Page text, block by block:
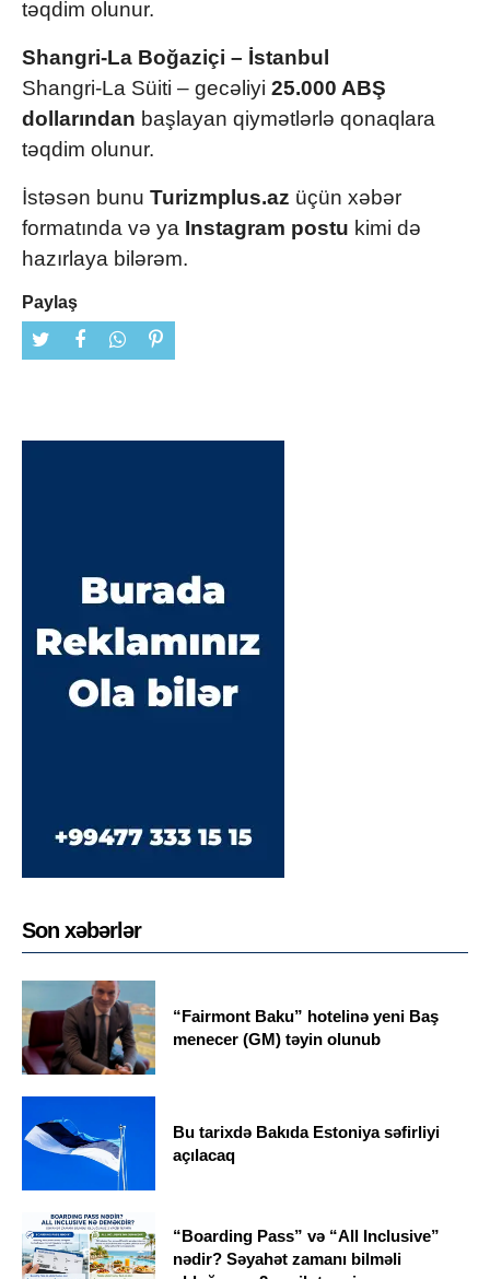
təqdim olunur.
Shangri-La Boğaziçi – İstanbul
Shangri-La Süiti – gecəliyi 25.000 ABŞ
dollarından başlayan qiymətlərlə qonaqlara
təqdim olunur.
İstəsən bunu Turizmplus.az üçün xəbər
formatında və ya Instagram postu kimi də
hazırlaya bilərəm.
Paylaş
Son xəbərlər
“Fairmont Baku” hotelinə yeni Baş
menecer (GM) təyin olunub
Bu tarixdə Bakıda Estoniya səfirliyi
açılacaq
“Boarding Pass” və “All Inclusive”
nədir? Səyahət zamanı bilməli